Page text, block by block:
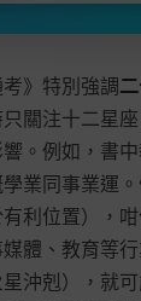
》特別強調
只關注十二星
。例如，書
業同事業運
利位置），
體、教育等
沖剋），就